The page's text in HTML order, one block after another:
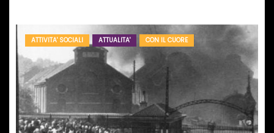
ATTIVITA' SOCIALI ATTUALITA' CON IL CUORE